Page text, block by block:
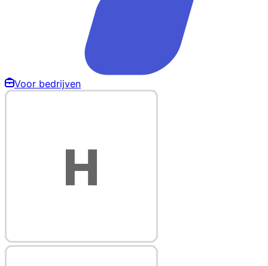
Voor bedrijven